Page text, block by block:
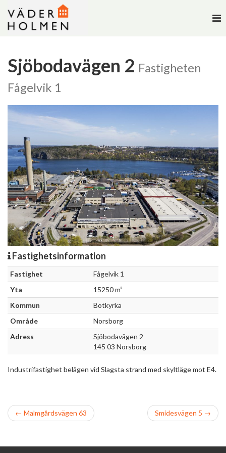
Sjöbodavägen 2 Fastigheten
Fågelvik 1
Fastighetsinformation
Fastighet
Fågelvik 1
Yta
15250 m²
Kommun
Botkyrka
Område
Norsborg
Adress
Sjöbodavägen 2
145 03 Norsborg
Industrifastighet belägen vid Slagsta strand med skyltläge mot E4.
Inläggnavigation
← Äldre
Malmgårdsvägen 63 Nyare
Smidesvägen 5 →